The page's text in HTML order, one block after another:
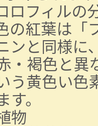
ロフィルの
の紅葉は「
ンと同様に
・褐色と異
う黄色い
。
物